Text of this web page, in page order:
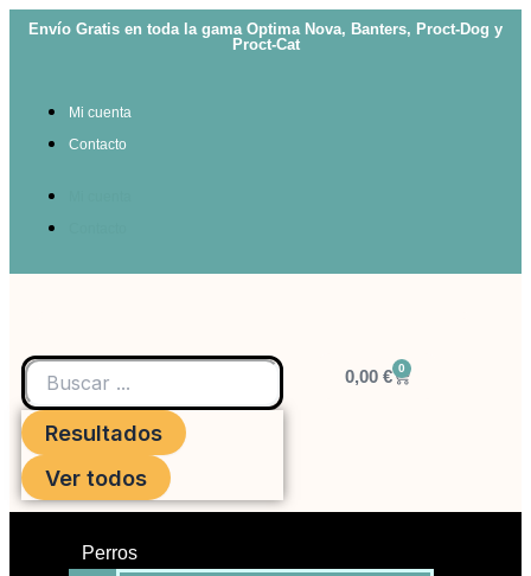
Ir
Envío Gratis en toda la gama Optima Nova, Banters, Proct-Dog y
Proct-Cat
Mi cuenta
Contacto
Search
...
Resultados
Ver todos
0,00€ 0
Carrito
Perros